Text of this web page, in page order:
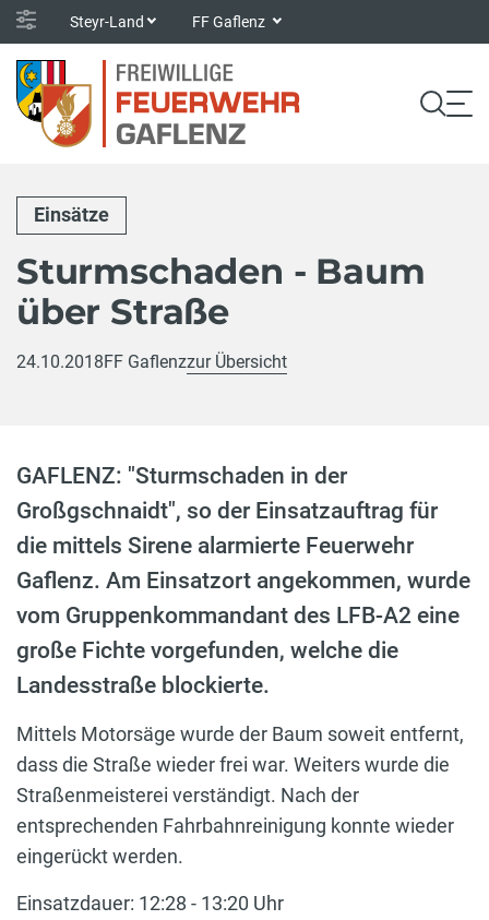
Steyr-Land FF Gaflenz
Einsätze
Sturmschaden - Baum
über Straße
24.10.2018FF Gaflenzzur Übersicht
GAFLENZ: "Sturmschaden in der
Großgschnaidt", so der Einsatzauftrag für
die mittels Sirene alarmierte Feuerwehr
Gaflenz. Am Einsatzort angekommen, wurde
vom Gruppenkommandant des LFB-A2 eine
große Fichte vorgefunden, welche die
Landesstraße blockierte.
Mittels Motorsäge wurde der Baum soweit entfernt,
dass die Straße wieder frei war. Weiters wurde die
Straßenmeisterei verständigt. Nach der
entsprechenden Fahrbahnreinigung konnte wieder
eingerückt werden.
Einsatzdauer: 12:28 - 13:20 Uhr